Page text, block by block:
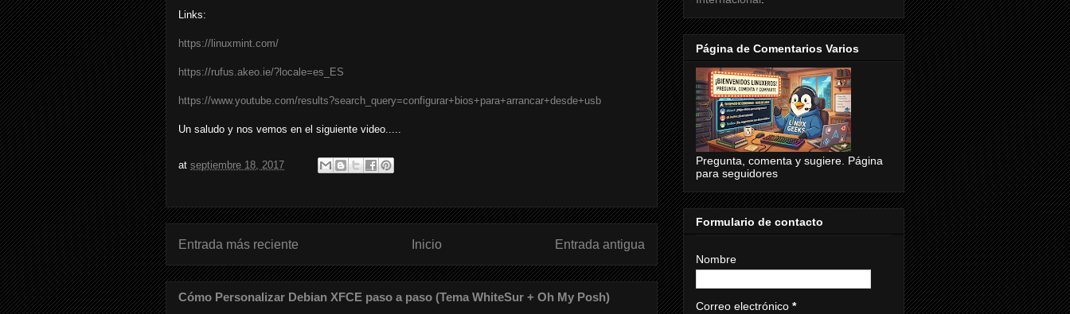
Links:
https://linuxmint.com/
https://rufus.akeo.ie/?locale=es_ES
https://www.youtube.com/results?search_query=configurar+bios+para+arrancar+desde+usb
Un saludo y nos vemos en el siguiente video.....
at septiembre 18, 2017
Entrada más reciente Entrada antigua
Inicio
Cómo Personalizar Debian XFCE paso a paso (Tema WhiteSur + Oh My Posh)
Página de Comentarios Varios
Pregunta, comenta y sugiere. Página
para seguidores
Formulario de contacto
Nombre
Correo electrónico *